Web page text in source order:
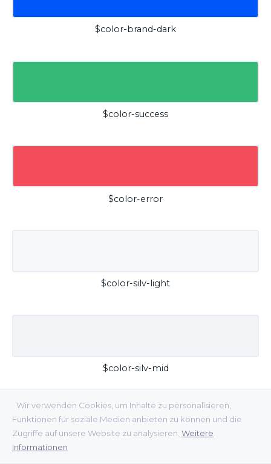
Wir verwenden Cookies, um Inhalte zu personalisieren,
Funktionen für soziale Medien anbieten zu können und die
Zugriffe auf unsere Website zu analysieren. Weitere
Informationen
$color-brand-dark
$color-success
$color-error
$color-silv-light
$color-silv-mid